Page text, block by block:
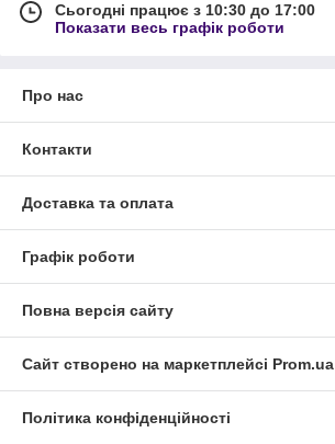
Сьогодні працює з 10:30 до 17:00
Показати весь графік роботи
Про нас
Контакти
Доставка та оплата
Графік роботи
Повна версія сайту
Сайт створено на маркетплейсі Prom.ua
Політика конфіденційності